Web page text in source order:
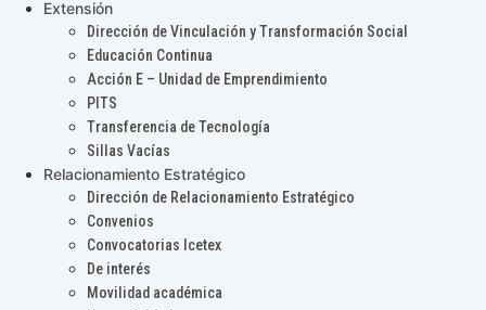
Extensión
Dirección de Vinculación y Transformación Social
Educación Continua
Acción E – Unidad de Emprendimiento
PITS
Transferencia de Tecnología
Sillas Vacías
Relacionamiento Estratégico
Dirección de Relacionamiento Estratégico
Convenios
Convocatorias Icetex
De interés
Movilidad académica